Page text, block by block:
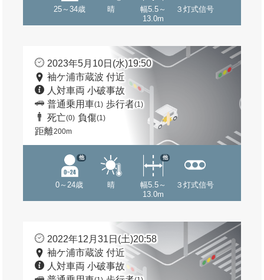
25～34歳 晴
幅5.5～
13.0m
３灯式信号
2023年5月10日(水)19:50
袖ケ浦市蔵波 付近
人対車両 小破事故
普通乗用車(1) 歩行者(1)
死亡(0) 負傷(1)
距離200m
0～24歳
他
晴
幅5.5～
13.0m
他
３灯式信号
2022年12月31日(土)20:58
袖ケ浦市蔵波 付近
人対車両 小破事故